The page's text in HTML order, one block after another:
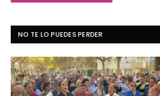
NO TE LO PUEDES PERDER